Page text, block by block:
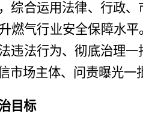
综合运用法律、行政
燃气行业安全保障水
违法行为、彻底治理
市场主体、问责曝光
目标